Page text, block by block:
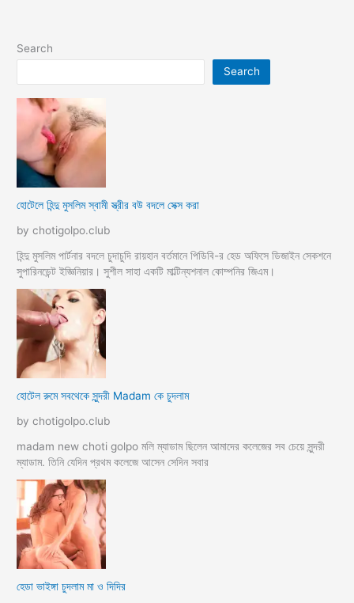
Search
Search
হোটেলে হিন্দু মুসলিম স্বামী স্ত্রীর বউ বদলে সেক্স করা
by chotigolpo.club
হিন্দু মুসলিম পার্টনার বদলে চুদাচুদি রায়হান বর্তমানে পিডিবি-র হেড অফিসে ডিজাইন সেকশনে
সুপারিনডেন্ট ইজ্ঞিনিয়ার। সুশীল সাহা একটি মাল্টিন্যশনাল কোম্পনির জিএম।
হোটেল রুমে সবথেকে সুন্দরী Madam কে চুদলাম
by chotigolpo.club
madam new choti golpo মলি ম্যাডাম ছিলেন আমাদের কলেজের সব চেয়ে সুন্দরী
ম্যাডাম. তিনি যেদিন প্রথম কলেজে আসেন সেদিন সবার
হেডা ভাইঙ্গা চুদলাম মা ও দিদির